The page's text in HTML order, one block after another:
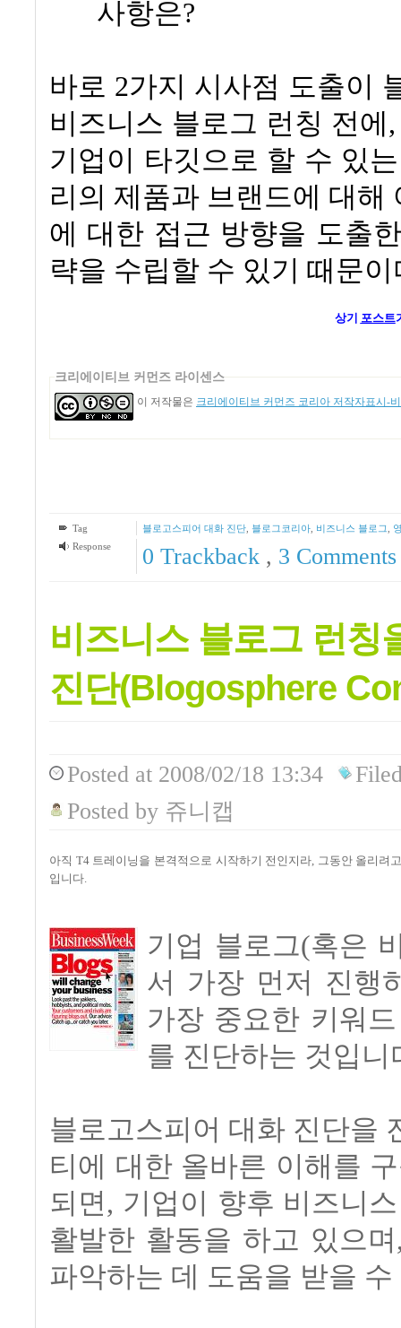
사항은?
바로 2가지 시사점 도출이
비즈니스 블로그 런칭 전에
기업이 타깃으로 할 수 있
리의 제품과 브랜드에 대해
에 대한 접근 방향을 도출
략을 수립할 수 있기 때문이
상기 포스트
크리에이티브 커먼즈 라이센스
이 저작물은 크리에이티브 커먼즈 코리아 저작자표시-
Tag 블로고스피어 대화 진단, 블로그코리아, 비즈니스 블로그,
Response
0 Trackback , 3 Comments
비즈니스 블로그 런칭
진단(Blogosphere
Posted at 2008/02/18 13:34
Posted by 쥬니캡
아직 T4 트레이닝을 본격적으로 시작하기 전인지라, 그동안 올리
입니다.
기업 블로그(혹은
서 가장 먼저 진행
가장 중요한 키워
를 진단하는 것입니
블로고스피어 대화 진단을
티에 대한 올바른 이해를
되면, 기업이 향후 비즈니
활발한 활동을 하고 있으
파악하는 데 도움을 받을